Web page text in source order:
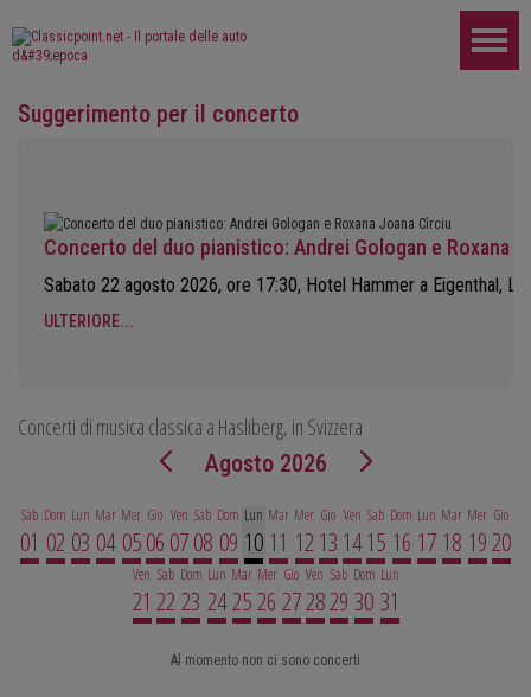
Suggerimento per il concerto
Concerto del duo pianistico: Andrei Gologan e Roxana
Sabato 22 agosto 2026, ore 17:30, Hotel Hammer a Eigenthal,
ULTERIORE...
Concerti di musica classica a Hasliberg, in Svizzera
Agosto 2026
Sab
01
Dom
02
Lun
03
Mar
04
Mer
05
Gio
06
Ven
07
Sab
08
Dom
09
Lun
10
Mar
11
Mer
12
Gio
13
Ven
14
Sab
15
Dom
16
Lun
17
Mar
18
Mer
19
Gio
20
Ven
21
Sab
22
Dom
23
Lun
24
Mar
25
Mer
26
Gio
27
Ven
28
Sab
29
Dom
30
Lun
31
Al momento non ci sono concerti